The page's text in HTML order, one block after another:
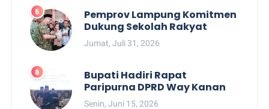
Pemprov Lampung Komitmen
Dukung Sekolah Rakyat
Jumat, Juli 31, 2026
Bupati Hadiri Rapat
Paripurna DPRD Way Kanan
Senin, Juni 15, 2026